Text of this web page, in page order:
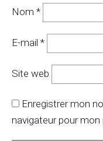
Nom *
E-mail *
Site web
Enregistrer mon
navigateur pour